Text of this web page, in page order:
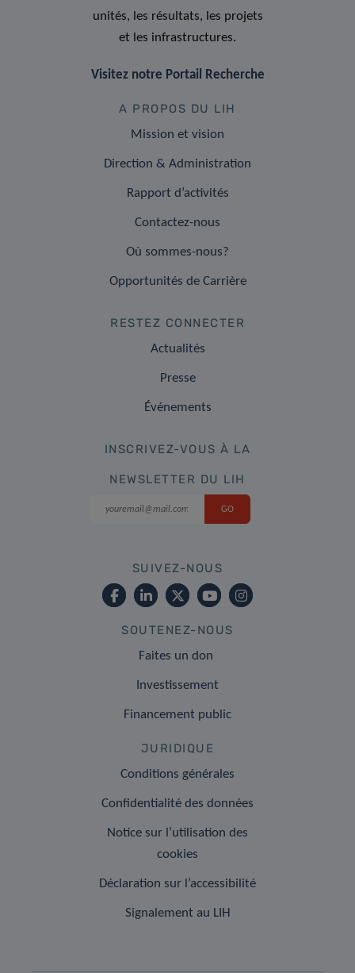
unités, les résultats, les projets
et les infrastructures.
Visitez notre Portail Recherche
A PROPOS DU LIH
Mission et vision
Direction & Administration
Rapport d’activités
Contactez-nous
Où sommes-nous?
Opportunités de Carrière
RESTEZ CONNECTER
Actualités
Presse
Événements
INSCRIVEZ-VOUS À LA
NEWSLETTER DU LIH
SUIVEZ-NOUS
SOUTENEZ-NOUS
Faites un don
Investissement
Financement public
JURIDIQUE
Conditions générales
Confidentialité des données
Notice sur l’utilisation des
cookies
Déclaration sur l’accessibilité
Signalement au LIH